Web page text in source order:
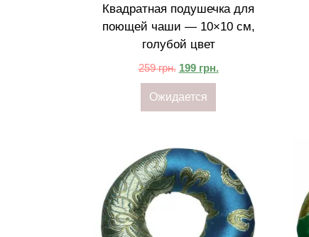
Квадратная подушечка для
поющей чаши — 10×10 см,
голубой цвет
259грн. 199 грн.
Ожидается